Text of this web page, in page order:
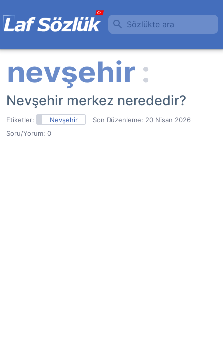
Sözlükte ara
Nevşehir merkez nerededir?
Etiketler: Nevşehir Son Düzenleme: 20 Nisan 2026
Soru/Yorum: 0